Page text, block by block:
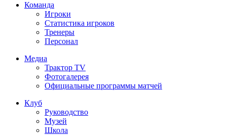
Команда
Игроки
Статистика игроков
Тренеры
Персонал
Медиа
Трактор TV
Фотогалерея
Официальные программы матчей
Клуб
Руководство
Музей
Школа